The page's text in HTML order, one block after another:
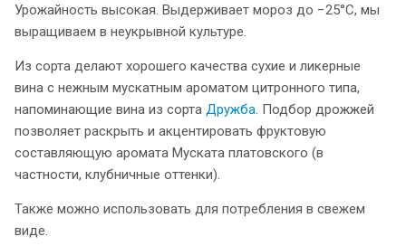
Урожайность высокая. Выдерживает мороз до −25°C, мы
выращиваем в неукрывной культуре.
Из сорта делают хорошего качества сухие и ликерные
вина с нежным мускатным ароматом цитронного типа,
напоминающие вина из сорта Дружба. Подбор дрожжей
позволяет раскрыть и акцентировать фруктовую
составляющую аромата Муската платовского (в
частности, клубничные оттенки).
Также можно использовать для потребления в свежем
виде.